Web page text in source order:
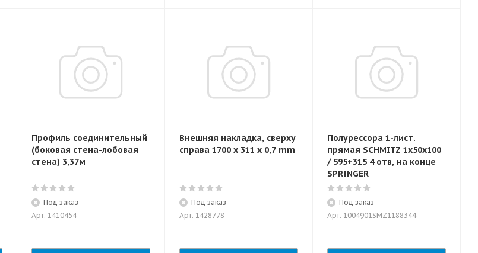
Профиль соединительный
(боковая стена-лобовая
стена) 3,37м
Под заказ
Арт: 1410454
Внешняя накладка, сверху
справа 1700 x 311 x 0,7 mm
Под заказ
Арт: 1428778
Полурессора 1-лист.
прямая SCHMITZ 1x50x100
/ 595+315 4 отв, на конце
SPRINGER
Под заказ
Арт: 1004901SMZ1188344